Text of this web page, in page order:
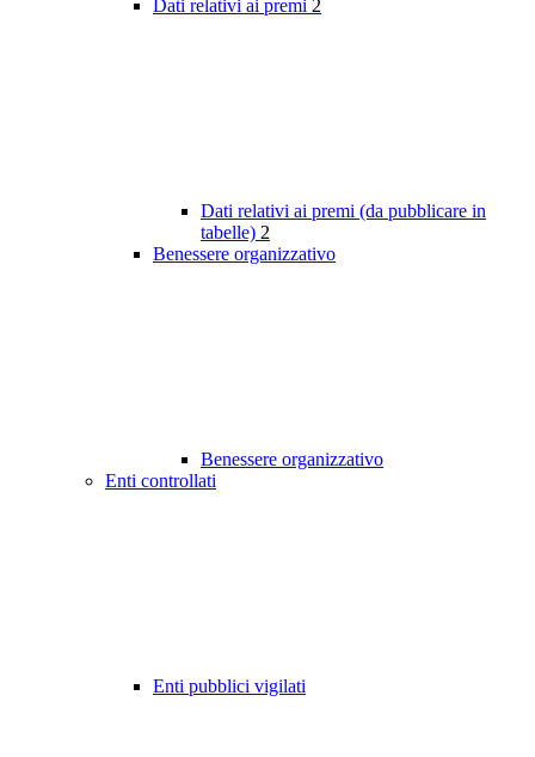
Dati relativi ai premi 2
Dati relativi ai premi (da pubblicare in
tabelle) 2
Benessere organizzativo
Benessere organizzativo
Enti controllati
Enti pubblici vigilati